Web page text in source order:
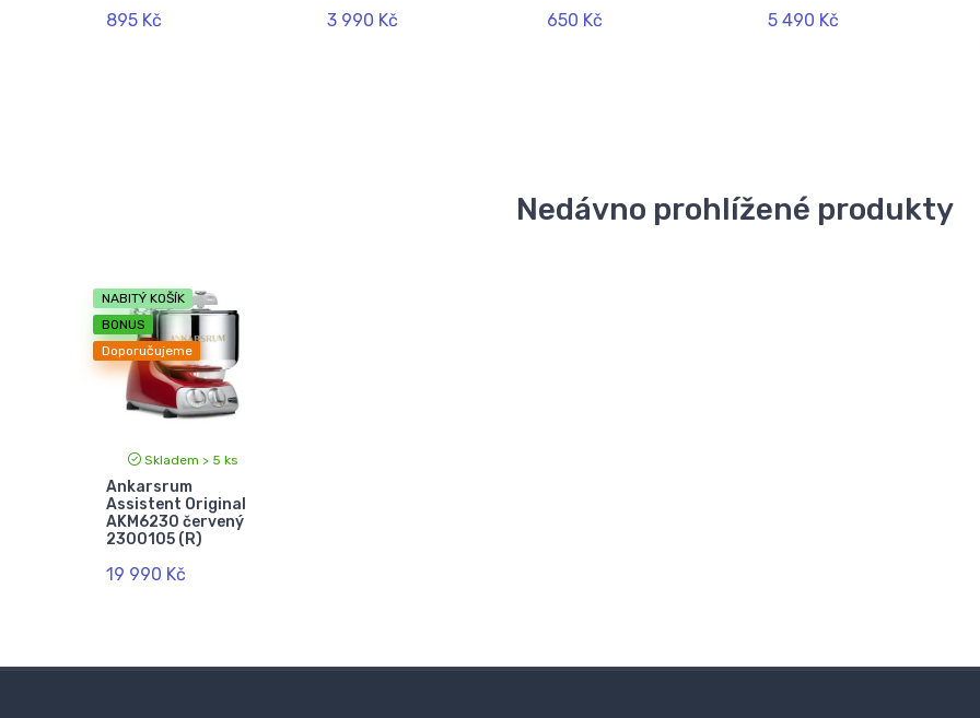
895 Kč 3 990 Kč 650 Kč 5 490 Kč
Nedávno prohlížené produkty
NABITÝ KOŠÍK
BONUS
Doporučujeme
Skladem > 5 ks
Ankarsrum
Assistent Original
AKM6230 červený
2300105 (R)
19 990 Kč